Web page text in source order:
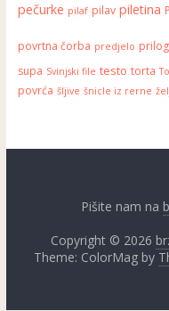
pečurke pilaf pilav piletina
povrtna čorba predjelo prilog
supa Svinjski file testo torta
povrća šljive šnicle iz rerne
Pišite nam na
Copyright © 2026
Theme: ColorMag by